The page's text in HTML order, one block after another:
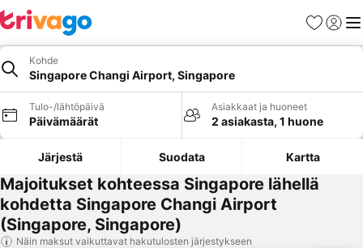
Suosikit
Kohde
Singapore Changi Airport, Singapore
Tulo-/lähtöpäivä
Päivämäärät
Asiakkaat ja huoneet
2 asiakasta, 1 huone
Järjestä Suodata Kartta
Majoitukset kohteessa Singapore lähellä
kohdetta Singapore Changi Airport
(Singapore, Singapore)
Näin maksut vaikuttavat hakutulosten järjestykseen